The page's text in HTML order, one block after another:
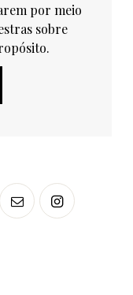
por meio
sobre